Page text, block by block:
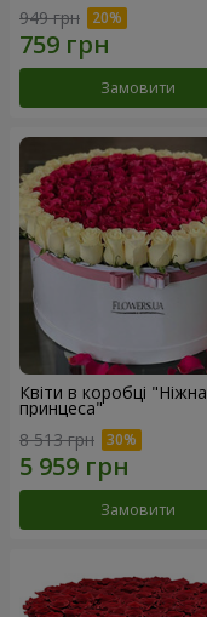
949 грн
Замовити
Квіти в коробці "Ніжна
принцеса"
8 513 грн
Замовити